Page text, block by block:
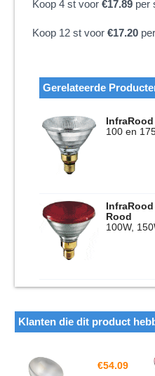
Koop 4 st voor €17.89 per
Koop 12 st voor €17.20
Gerelateerde
100 en
Rood
100W,
Klanten die dit product
€54.09